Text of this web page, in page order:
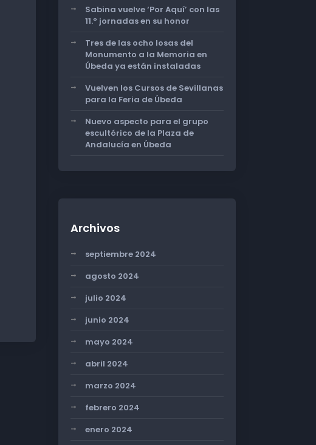
Sabina vuelve ‘Por Aquí’ con las
11.º jornadas en su honor
Tres de las ocho losas del
Monumento a la Memoria en
Úbeda ya están instaladas
Vuelven los Cursos de Sevillanas
para la Feria de Úbeda
Nuevo aspecto para el grupo
escultórico de la Plaza de
Andalucía en Úbeda
Archivos
septiembre 2024
agosto 2024
julio 2024
junio 2024
mayo 2024
abril 2024
marzo 2024
febrero 2024
enero 2024